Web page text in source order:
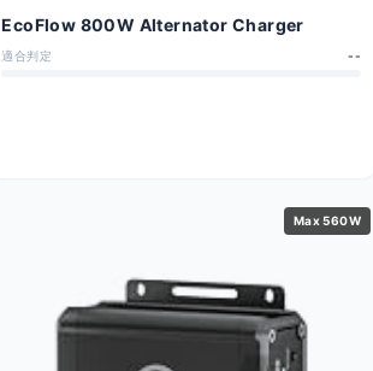
EcoFlow 800W Alternator Charger
適合判定 --
Max 560W